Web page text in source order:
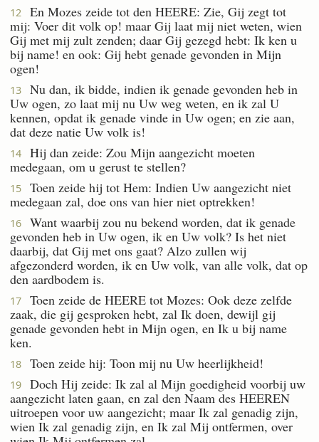
12
En Mozes zeide tot den HEERE: Zie, Gij zegt tot
mij: Voer dit volk op! maar Gij laat mij niet weten, wien
Gij met mij zult zenden; daar Gij gezegd hebt: Ik ken u
bij name! en ook: Gij hebt genade gevonden in Mijn
ogen!
13
Nu dan, ik bidde, indien ik genade gevonden heb in
Uw ogen, zo laat mij nu Uw weg weten, en ik zal U
kennen, opdat ik genade vinde in Uw ogen; en zie aan,
dat deze natie Uw volk is!
14
Hij dan zeide: Zou Mijn aangezicht moeten
medegaan, om u gerust te stellen?
15
Toen zeide hij tot Hem: Indien Uw aangezicht niet
medegaan zal, doe ons van hier niet optrekken!
16
Want waarbij zou nu bekend worden, dat ik genade
gevonden heb in Uw ogen, ik en Uw volk? Is het niet
daarbij, dat Gij met ons gaat? Alzo zullen wij
afgezonderd worden, ik en Uw volk, van alle volk, dat op
den aardbodem is.
17
Toen zeide de HEERE tot Mozes: Ook deze zelfde
zaak, die gij gesproken hebt, zal Ik doen, dewijl gij
genade gevonden hebt in Mijn ogen, en Ik u bij name
ken.
18 Toen zeide hij: Toon mij nu Uw heerlijkheid!
19
Doch Hij zeide: Ik zal al Mijn goedigheid voorbij uw
aangezicht laten gaan, en zal den Naam des HEEREN
uitroepen voor uw aangezicht; maar Ik zal genadig zijn,
wien Ik zal genadig zijn, en Ik zal Mij ontfermen, over